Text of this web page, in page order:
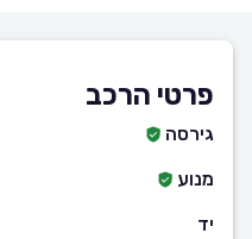
פרטי הרכב
גירסה
מנוע
יד